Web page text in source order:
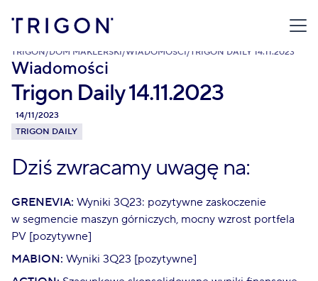
TRIGON/DOM MAKLERSKI/WIADOMOŚCI/ TRIGON DAILY 14.11.2023
Wiadomości
Trigon Daily 14.11.2023
14/11/2023
TRIGON DAILY
Dziś zwracamy uwagę na:
GRENEVIA: Wyniki 3Q23: pozytywne zaskoczenie
w segmencie maszyn górniczych, mocny wzrost portfela
PV [pozytywne]
MABION: Wyniki 3Q23 [pozytywne]